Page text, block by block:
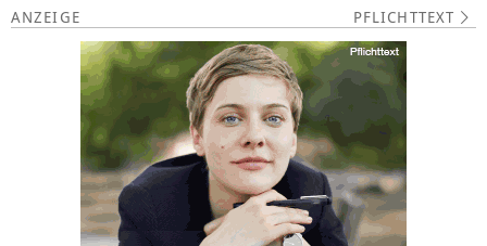
PFLICHTTEXT